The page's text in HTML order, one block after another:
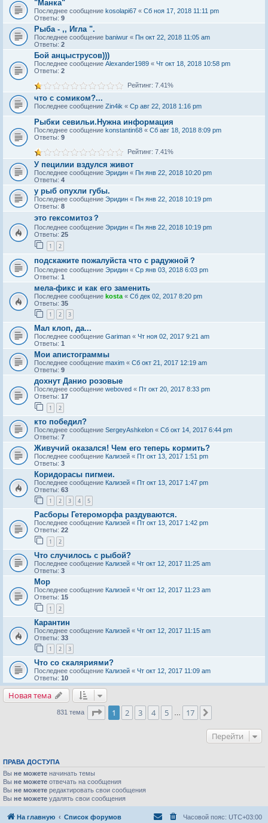
"Манка"
Последнее сообщение kosolapi67 « Сб ноя 17, 2018 11:11 pm
Ответы: 9
Рыба - ,, Игла ".
Последнее сообщение baniwur « Пн окт 22, 2018 11:05 am
Ответы: 2
Бой анцыструсов)))
Последнее сообщение Alexander1989 « Чт окт 18, 2018 10:58 pm
Ответы: 2
Рейтинг: 7.41%
что с сомиком?...
Последнее сообщение Zin4ik « Ср авг 22, 2018 1:16 pm
Рыбки севильи.Нужна информация
Последнее сообщение konstantin68 « Сб авг 18, 2018 8:09 pm
Ответы: 9
Рейтинг: 7.41%
У пецилии вздулся живот
Последнее сообщение Эридин « Пн янв 22, 2018 10:20 pm
Ответы: 4
у рыб опухли губы.
Последнее сообщение Эридин « Пн янв 22, 2018 10:19 pm
Ответы: 8
это гексомитоз？
Последнее сообщение Эридин « Пн янв 22, 2018 10:19 pm
Ответы: 25
1 2
подскажите пожалуйста что с радужной？
Последнее сообщение Эридин « Ср янв 03, 2018 6:03 pm
Ответы: 1
мела-фикс и как его заменить
Последнее сообщение kosta « Сб дек 02, 2017 8:20 pm
Ответы: 35
1 2 3
Мал клоп, да...
Последнее сообщение Gariman « Чт ноя 02, 2017 9:21 am
Ответы: 1
Мои апистограммы
Последнее сообщение maxim « Сб окт 21, 2017 12:19 am
Ответы: 9
дохнут Данио розовые
Последнее сообщение weboved « Пт окт 20, 2017 8:33 pm
Ответы: 17
1 2
кто победил?
Последнее сообщение SergeyAshkelon « Сб окт 14, 2017 6:44 pm
Ответы: 7
Живучий оказался! Чем его теперь кормить?
Последнее сообщение Кализей « Пт окт 13, 2017 1:51 pm
Ответы: 3
Коридорасы пигмеи.
Последнее сообщение Кализей « Пт окт 13, 2017 1:47 pm
Ответы: 63
1 2 3 4 5
Расборы Гетероморфа раздуваются.
Последнее сообщение Кализей « Пт окт 13, 2017 1:42 pm
Ответы: 22
1 2
Что случилось с рыбой?
Последнее сообщение Кализей « Чт окт 12, 2017 11:25 am
Ответы: 3
Мор
Последнее сообщение Кализей « Чт окт 12, 2017 11:23 am
Ответы: 15
1 2
Карантин
Последнее сообщение Кализей « Чт окт 12, 2017 11:15 am
Ответы: 33
1 2 3
Что со скаляриями?
Последнее сообщение Кализей « Чт окт 12, 2017 11:09 am
Ответы: 10
Новая тема
831 тема Страница1 из
1 2 3 4 5 … 17
Перейти
ПРАВА ДОСТУПА
Вы не можете начинать темы
Вы не можете отвечать на сообщения
Вы не можете редактировать свои сообщения
Вы не можете удалять свои сообщения
На главную Список форумов Часовой пояс: UTC+03:00